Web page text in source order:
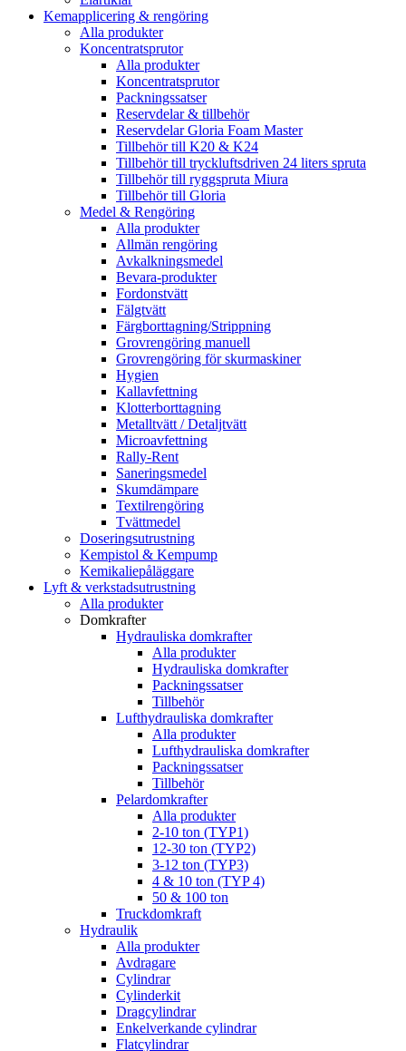
Kemapplicering & rengöring
Alla produkter
Koncentratsprutor
Alla produkter
Koncentratsprutor
Packningssatser
Reservdelar & tillbehör
Reservdelar Gloria Foam Master
Tillbehör till K20 & K24
Tillbehör till tryckluftsdriven 24 liters spruta
Tillbehör till ryggspruta Miura
Tillbehör till Gloria
Medel & Rengöring
Alla produkter
Allmän rengöring
Avkalkningsmedel
Bevara-produkter
Fordonstvätt
Fälgtvätt
Färgborttagning/Strippning
Grovrengöring manuell
Grovrengöring för skurmaskiner
Hygien
Kallavfettning
Klotterborttagning
Metalltvätt / Detaljtvätt
Microavfettning
Rally-Rent
Saneringsmedel
Skumdämpare
Textilrengöring
Tvättmedel
Doseringsutrustning
Kempistol & Kempump
Kemikaliepåläggare
Lyft & verkstadsutrustning
Alla produkter
Domkrafter
Hydrauliska domkrafter
Alla produkter
Hydrauliska domkrafter
Packningssatser
Tillbehör
Lufthydrauliska domkrafter
Alla produkter
Lufthydrauliska domkrafter
Packningssatser
Tillbehör
Pelardomkrafter
Alla produkter
2-10 ton (TYP1)
12-30 ton (TYP2)
3-12 ton (TYP3)
4 & 10 ton (TYP 4)
50 & 100 ton
Truckdomkraft
Hydraulik
Alla produkter
Avdragare
Cylindrar
Cylinderkit
Dragcylindrar
Enkelverkande cylindrar
Flatcylindrar